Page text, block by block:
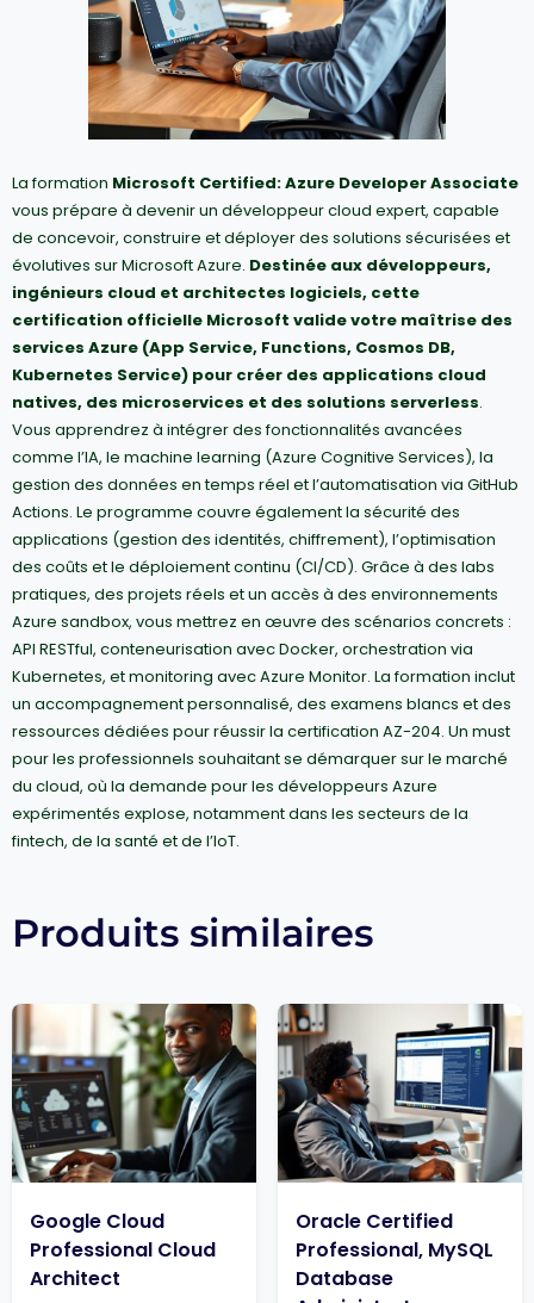
La formation Microsoft Certified: Azure Developer Associate
vous prépare à devenir un développeur cloud expert, capable
de concevoir, construire et déployer des solutions sécurisées et
évolutives sur Microsoft Azure. Destinée aux développeurs,
ingénieurs cloud et architectes logiciels, cette
certification officielle Microsoft valide votre maîtrise des
services Azure (App Service, Functions, Cosmos DB,
Kubernetes Service) pour créer des applications cloud
natives, des microservices et des solutions serverless.
Vous apprendrez à intégrer des fonctionnalités avancées
comme l’IA, le machine learning (Azure Cognitive Services), la
gestion des données en temps réel et l’automatisation via GitHub
Actions. Le programme couvre également la sécurité des
applications (gestion des identités, chiffrement), l’optimisation
des coûts et le déploiement continu (CI/CD). Grâce à des labs
pratiques, des projets réels et un accès à des environnements
Azure sandbox, vous mettrez en œuvre des scénarios concrets :
API RESTful, conteneurisation avec Docker, orchestration via
Kubernetes, et monitoring avec Azure Monitor. La formation inclut
un accompagnement personnalisé, des examens blancs et des
ressources dédiées pour réussir la certification AZ-204. Un must
pour les professionnels souhaitant se démarquer sur le marché
du cloud, où la demande pour les développeurs Azure
expérimentés explose, notamment dans les secteurs de la
fintech, de la santé et de l’IoT.
Produits similaires
Google Cloud
Professional Cloud
Architect
Oracle Certified
Professional, MySQL
Database